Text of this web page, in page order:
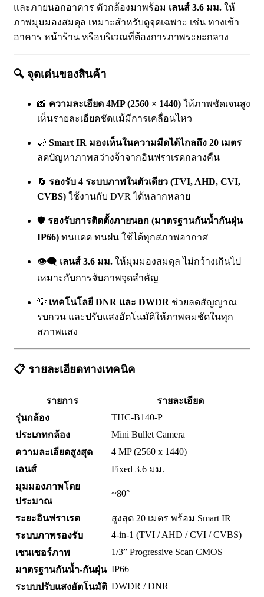
และภายนอกอาคาร ตัวกล้องมาพร้อม เลนส์ 3.6 มม. ให้
ภาพมุมมองสมดุล เหมาะสำหรับดูจุดเฉพาะ เช่น ทางเข้า
อาคาร หน้าร้าน หรือบริเวณที่ต้องการภาพระยะกลาง
🔍 จุดเด่นของสินค้า
📸 ความละเอียด 4MP (2560 × 1440) ให้ภาพชัดเจนสูง
เห็นรายละเอียดชัดแม้มีการเคลื่อนไหว
🌙 Smart IR มองเห็นในความมืดได้ไกลถึง 20 เมตร
ลดปัญหาภาพสว่างจ้าจากอินฟราเรดกลางคืน
🔄 รองรับ 4 ระบบภาพในตัวเดียว (TVI, AHD, CVI,
CVBS) ใช้งานกับ DVR ได้หลากหลาย
🛡️ รองรับการติดตั้งภายนอก (มาตรฐานกันน้ำกันฝุ่น
IP66) ทนแดด ทนฝน ใช้ได้ทุกสภาพอากาศ
👁️‍🗨️ เลนส์ 3.6 มม. ให้มุมมองสมดุล ไม่กว้างเกินไป
เหมาะกับการจับภาพจุดสำคัญ
💡 เทคโนโลยี DNR และ DWDR ช่วยลดสัญญาณ
รบกวน และปรับแสงอัตโนมัติให้ภาพคมชัดในทุก
สภาพแสง
📋 รายละเอียดทางเทคนิค
รายการ
รายละเอียด
รุ่นกล้อง
THC-B140-P
ประเภทกล้อง
Mini Bullet Camera
ความละเอียดสูงสุด
4 MP (2560 x 1440)
เลนส์
Fixed 3.6 มม.
มุมมองภาพโดย
ประมาณ
~80°
ระยะอินฟราเรด
สูงสุด 20 เมตร พร้อม Smart IR
ระบบภาพรองรับ
4-in-1 (TVI / AHD / CVI / CVBS)
เซนเซอร์ภาพ
1/3” Progressive Scan CMOS
มาตรฐานกันน้ำ-กันฝุ่น IP66
ระบบปรับแสงอัตโนมัติ DWDR / DNR